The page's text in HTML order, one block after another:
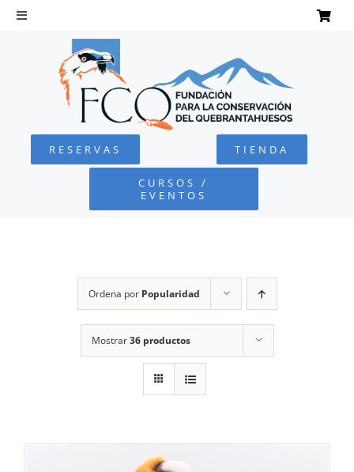
Saltar
Toggle
Navigation
QUEBRANTAHUESOS
FUNDACIÓN
RESERVAS TIENDA
CURSOS /
EVENTOS
Ordena por Popularidad
Mostrar36 productos